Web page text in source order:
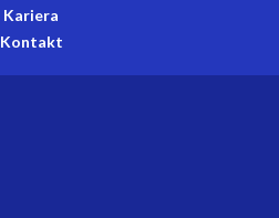
Kariera
Kontakt